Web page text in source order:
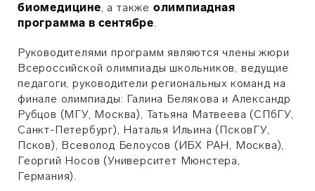
биомедицине, а также олимпиадная
программа в сентябре.
Руководителями программ являются члены жюри
Всероссийской олимпиады школьников, ведущие
педагоги, руководители региональных команд на
финале олимпиады: Галина Белякова и Александр
Рубцов (МГУ, Москва), Татьяна Матвеева (СПбГУ,
Санкт-Петербург), Наталья Ильина (ПсковГУ,
Псков), Всеволод Белоусов (ИБХ РАН, Москва),
Георгий Носов (Университет Мюнстера,
Германия).